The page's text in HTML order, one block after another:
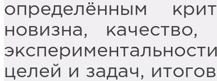
определённым
новизна, качество,
целей и задач,